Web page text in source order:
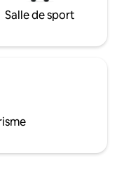
Salle de sport